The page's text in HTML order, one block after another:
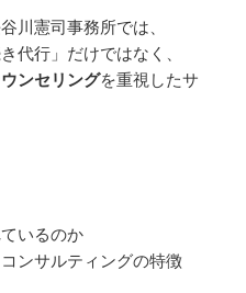
川憲司事務所では、
代行」だけではなく、
ンセリングを重視したサ
いるのか
ンサルティングの特徴